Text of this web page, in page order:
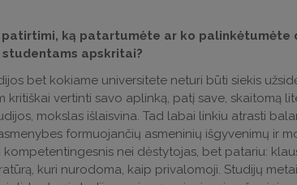
patirtimi, ką patartumėte ar ko
apskritai?
bet kokiame universitete neturi būti siekis
kritiškai vertinti savo aplinką, patį save, skaitomą
mokslas išlaisvina. Tad labai linkiu atrasti
formuojančių asmeninių išgyvenimų ir
nei dėstytojas, bet patariu:
kuri nurodoma, kaip privalomoji. Studijų